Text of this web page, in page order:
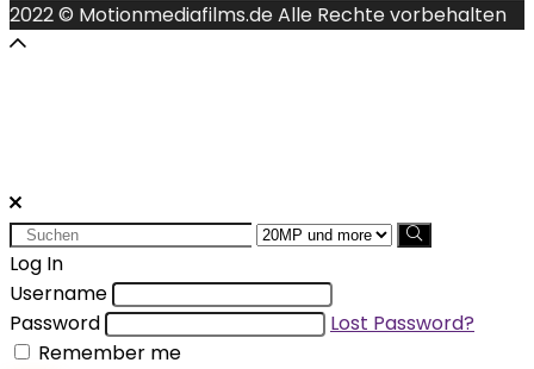
2022 © Motionmediafilms.de Alle Rechte vorbehalten
Search
for:
Log In
Username
Password
Lost Password?
Remember me